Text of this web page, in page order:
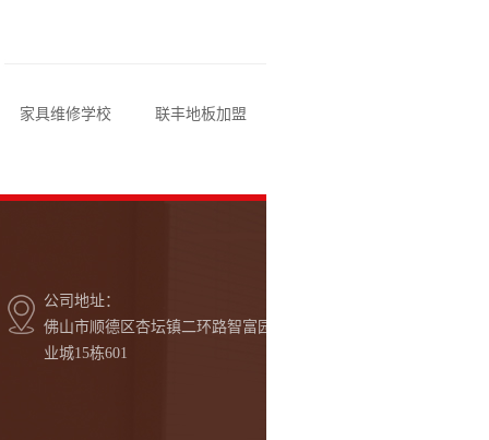
家具维修学校 联丰地板加盟
公司地址：
佛山市顺德区杏坛镇二环路智富园工
业城15栋601